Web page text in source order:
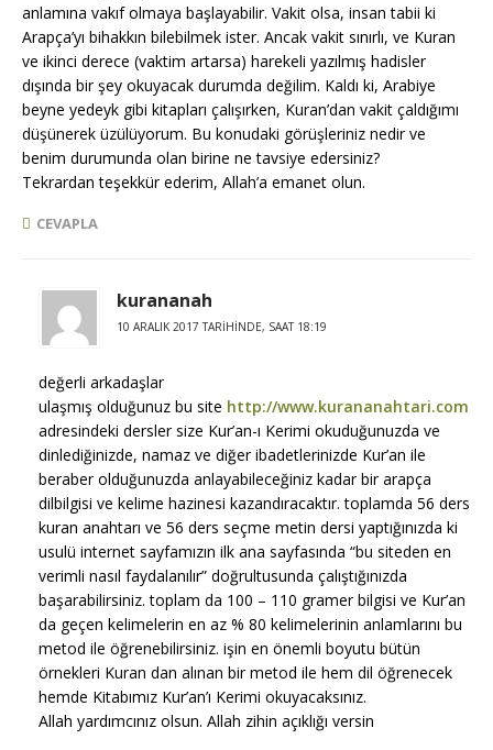
anlamına vakıf olmaya başlayabilir. Vakit olsa, insan tabii ki
Arapça’yı bihakkın bilebilmek ister. Ancak vakit sınırlı, ve Kuran
ve ikinci derece (vaktim artarsa) harekeli yazılmış hadisler
dışında bir şey okuyacak durumda değilim. Kaldı ki, Arabiye
beyne yedeyk gibi kitapları çalışırken, Kuran’dan vakit çaldığımı
düşünerek üzülüyorum. Bu konudaki görüşleriniz nedir ve
benim durumunda olan birine ne tavsiye edersiniz?
Tekrardan teşekkür ederim, Allah’a emanet olun.
CEVAPLA
kurananah
10 ARALIK 2017 TARIHINDE, SAAT 18:19
değerli arkadaşlar
ulaşmış olduğunuz bu site http://www.kurananahtari.com
adresindeki dersler size Kur’an-ı Kerimi okuduğunuzda ve
dinlediğinizde, namaz ve diğer ibadetlerinizde Kur’an ile
beraber olduğunuzda anlayabileceğiniz kadar bir arapça
dilbilgisi ve kelime hazinesi kazandıracaktır. toplamda 56 ders
kuran anahtarı ve 56 ders seçme metin dersi yaptığınızda ki
usulü internet sayfamızın ilk ana sayfasında “bu siteden en
verimli nasıl faydalanılır” doğrultusunda çalıştığınızda
başarabilirsiniz. toplam da 100 – 110 gramer bilgisi ve Kur’an
da geçen kelimelerin en az % 80 kelimelerinin anlamlarını bu
metod ile öğrenebilirsiniz. işin en önemli boyutu bütün
örnekleri Kuran dan alınan bir metod ile hem dil öğrenecek
hemde Kitabımız Kur’an’ı Kerimi okuyacaksınız.
Allah yardımcınız olsun. Allah zihin açıklığı versin